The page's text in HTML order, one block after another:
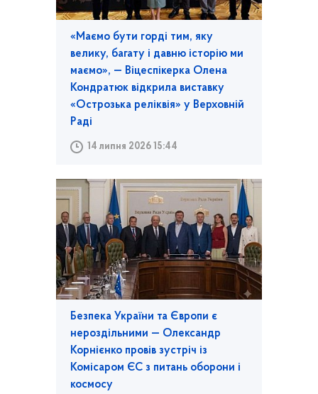
«Маємо бути горді тим, яку
велику, багату і давню історію ми
маємо», — Віцеспікерка Олена
Кондратюк відкрила виставку
«Острозька реліквія» у Верховній
Раді
14 липня 2026 15:44
Безпека України та Європи є
нероздільними — Олександр
Корнієнко провів зустріч із
Комісаром ЄС з питань оборони і
космосу